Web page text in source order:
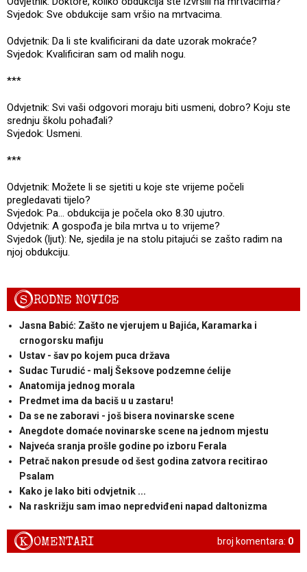
Svjedok: Sve obdukcije sam vršio na mrtvacima.
Odvjetnik: Da li ste kvalificirani da date uzorak mokraće?
Svjedok: Kvalificiran sam od malih nogu.
***
Odvjetnik: Svi vaši odgovori moraju biti usmeni, dobro? Koju ste
srednju školu pohađali?
Svjedok: Usmeni.
***
Odvjetnik: Možete li se sjetiti u koje ste vrijeme počeli
pregledavati tijelo?
Svjedok: Pa… obdukcija je počela oko 8.30 ujutro.
Odvjetnik: A gospođa je bila mrtva u to vrijeme?
Svjedok (ljut): Ne, sjedila je na stolu pitajući se zašto radim na
njoj obdukciju.
SRODNE NOVICE
Jasna Babić: Zašto ne vjerujem u Bajića, Karamarka i
crnogorsku mafiju
Ustav - šav po kojem puca država
Sudac Turudić - malj Šeksove podzemne ćelije
Anatomija jednog morala
Predmet ima da baciš u u zastaru!
Da se ne zaboravi - još bisera novinarske scene
Anegdote domaće novinarske scene na jednom mjestu
Najveća sranja prošle godine po izboru Ferala
Petrač nakon presude od šest godina zatvora recitirao
Psalam
Kako je lako biti odvjetnik ...
Na raskrižju sam imao nepredviđeni napad daltonizma
broj komentara: 0
KOMENTARI